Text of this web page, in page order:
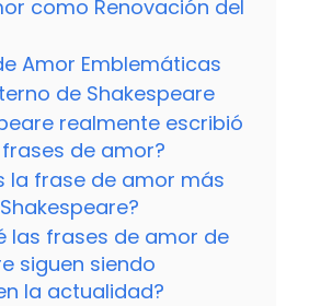
como Renovación del
Amor Emblemáticas
de Shakespeare
realmente escribió
de amor?
la frase de amor más
las frases de amor de
siguen siendo
la actualidad?